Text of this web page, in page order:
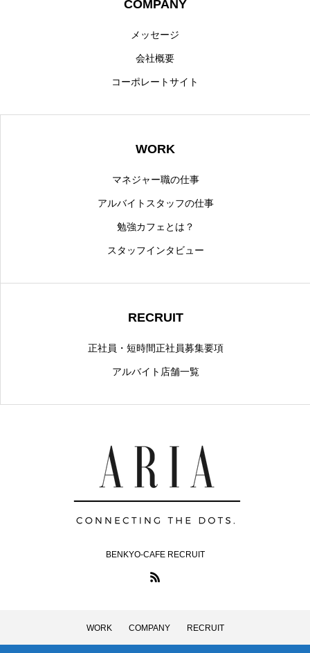
COMPANY
メッセージ
会社概要
コーポレートサイト
WORK
マネジャー職の仕事
アルバイトスタッフの仕事
勉強カフェとは？
スタッフインタビュー
RECRUIT
正社員・短時間正社員募集要項
アルバイト店舗一覧
BENKYO-CAFE RECRUIT
WORK COMPANY RECRUIT